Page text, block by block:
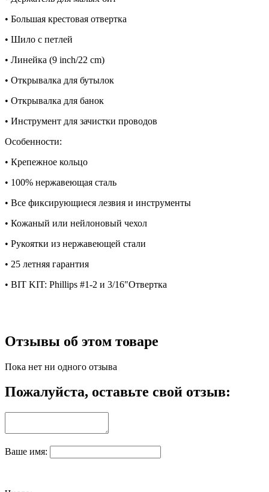
• Большая крестовая отвертка
• Шило с петлей
• Линейка (9 inch/22 cm)
• Открывалка для бутылок
• Открывалка для банок
• Инструмент для зачистки проводов
Особенности:
• Крепежное кольцо
• 100% нержавеющая сталь
• Все фиксирующиеся лезвия и инструменты
• Кожаный или нейлоновый чехол
• Рукоятки из нержавеющей стали
• 25 летняя гарантия
• BIT KIT: Phillips #1-2 и 3/16"Отвертка
Отзывы об этом товаре
Пока нет ни одного отзыва
Пожалуйста, оставьте свой отзыв:
Ваше имя: